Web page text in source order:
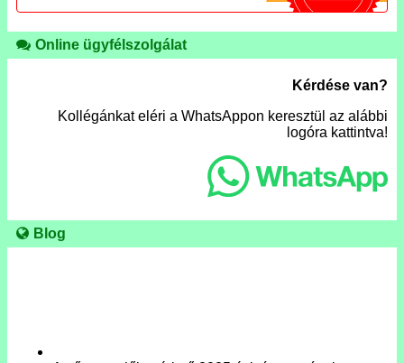
Online ügyfélszolgálat
Kérdése van?
Kollégánkat eléri a WhatsAppon keresztül az alábbi
logóra kattintva!
Blog